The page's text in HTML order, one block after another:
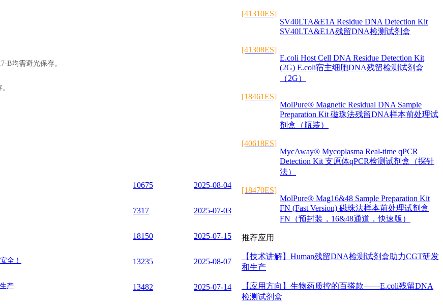
B均需避光保存。
10675 2025-08-04
7317 2025-07-03
18150 2025-07-15
全！ 13235 2025-08-07
产 13482 2025-07-14
[41310ES]
SV40LTA&E1A Residue DNA Detection Kit
SV40LTA&E1A残留DNA检测试剂盒
[41308ES]
E.coli Host Cell DNA Residue Detection Kit
(2G) E.coli宿主细胞DNA残留检测试剂盒
（2G）
[18461ES]
MolPure® Magnetic Residual DNA Sample
Preparation Kit 磁珠法残留DNA样本前处理试
剂盒（瓶装）
[40618ES]
MycAway® Mycoplasma Real-time qPCR
Detection Kit 支原体qPCR检测试剂盒（探针
法）
[18470ES]
MolPure® Mag16&48 Sample Preparation Kit
FN (Fast Version) 磁珠法样本前处理试剂盒
FN（预封装，16&48通道，快速版）
推荐应用
【技术讲解】 Human残留DNA检测试剂盒助力CGT研发
和生产
【应用方向】 生物药质控的百搭款——E.coli残留DNA
检测试剂盒